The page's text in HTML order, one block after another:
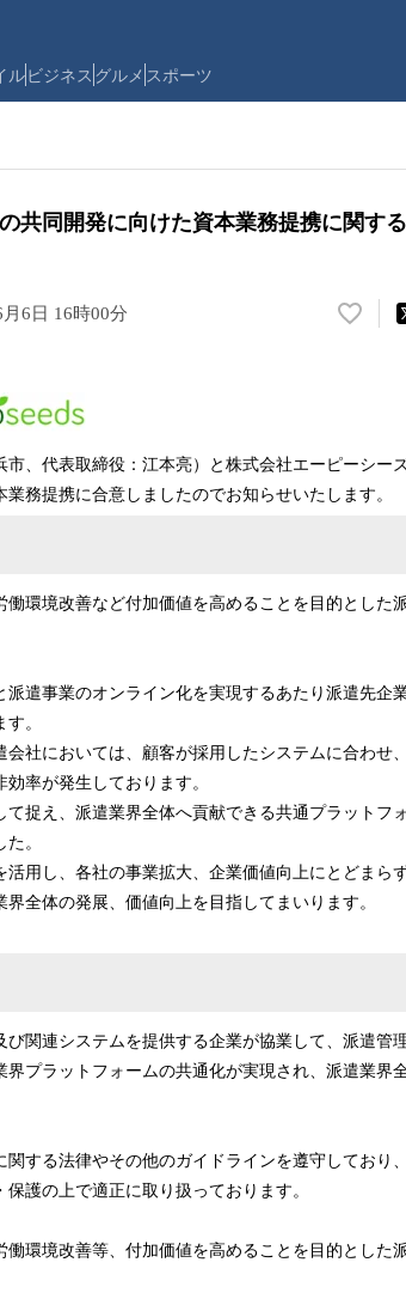
ルビジネス グルメ スポーツ
共同開発に向けた資本業務提携に関す
6日 16時00分
い
読
み
で
、代表取締役：江本亮）と株式会社エーピーシー
務提携に合意しましたのでお知らせいたします。
環境改善など付加価値を高めることを目的とした
遣事業のオンライン化を実現するあたり派遣先企
。
社においては、顧客が採用したシステムに合わせ
率が発生しております。
捉え、派遣業界全体へ貢献できる共通プラットフ
。
用し、各社の事業拡大、企業価値向上にとどまら
全体の発展、価値向上を目指してまいります。
関連システムを提供する企業が協業して、派遣管
界プラットフォームの共通化が実現され、派遣業界
する法律やその他のガイドラインを遵守しており
護の上で適正に取り扱っております。
環境改善等、付加価値を高めることを目的とした